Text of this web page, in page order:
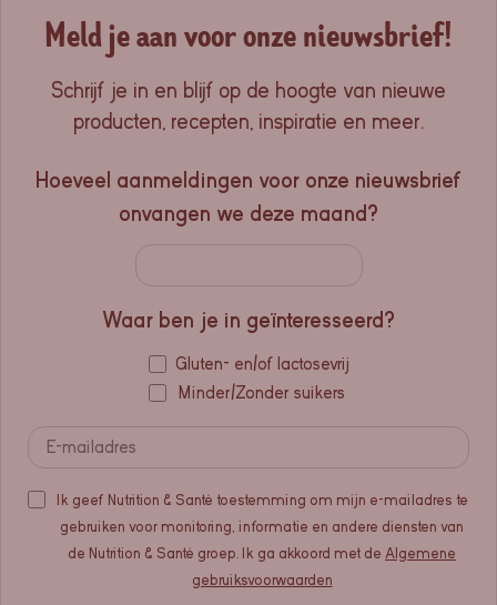
Meld je aan voor onze nieuwsbrief!
Schrijf je in en blijf op de hoogte van nieuwe
producten, recepten, inspiratie en meer.
Hoeveel aanmeldingen voor onze nieuwsbrief
onvangen we deze maand?
Waar ben je in geïnteresseerd?
Gluten- en/of lactosevrij
Minder/Zonder suikers
Ik geef Nutrition & Santé toestemming om mijn e-mailadres te
gebruiken voor monitoring, informatie en andere diensten van
de Nutrition & Santé groep. Ik ga akkoord met de Algemene
gebruiksvoorwaarden